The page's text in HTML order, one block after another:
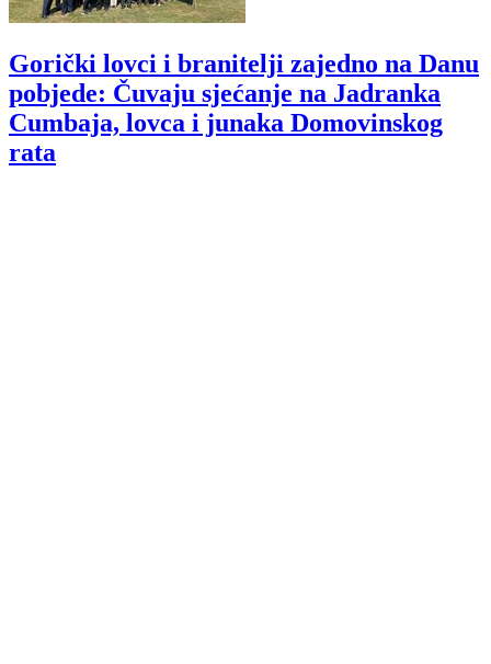
Gorički lovci i branitelji zajedno na Danu
pobjede: Čuvaju sjećanje na Jadranka
Cumbaja, lovca i junaka Domovinskog
rata